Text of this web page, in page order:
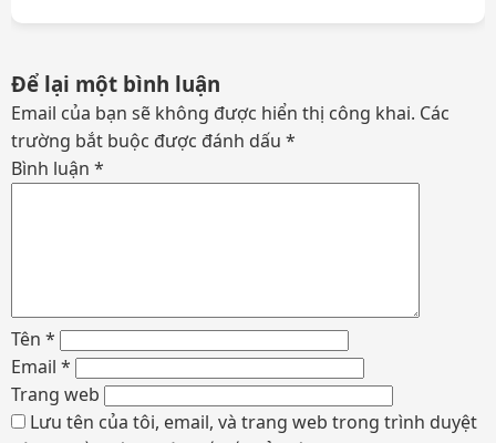
Để lại một bình luận
Email của bạn sẽ không được hiển thị công khai. Các
trường bắt buộc được đánh dấu *
Bình luận *
Tên *
Email *
Trang web
Lưu tên của tôi, email, và trang web trong trình duyệt